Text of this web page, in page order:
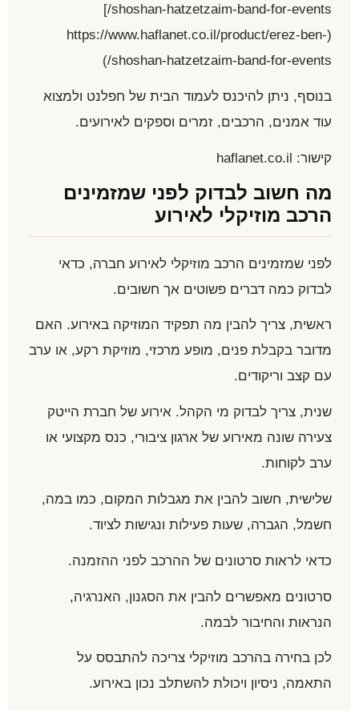
shoshan-hatzetzaim-band-for-events/]
(https://www.haflanet.co.il/product/erez-ben-
shoshan-hatzetzaim-band-for-events/)
בנוסף, ניתן להיכנס לעמוד הבית של חפלנט ולמצוא
עוד אמנים, הרכבים, זמרים וספקים לאירועים.
קישור: haflanet.co.il
מה חשוב לבדוק לפני שמזמינים
הרכב מוזיקלי לאירוע
לפני שמזמינים הרכב מוזיקלי לאירוע חברה, כדאי
לבדוק כמה דברים פשוטים אך חשובים.
ראשית, צריך להבין מה תפקיד המוזיקה באירוע. האם
מדובר בקבלת פנים, מופע מרכזי, מוזיקת רקע, או ערב
עם קצב וריקודים.
שנית, צריך לבדוק מי הקהל. אירוע של חברת הייטק
צעירה שונה מאירוע של ארגון ציבורי, כנס מקצועי או
ערב לקוחות.
שלישית, חשוב להבין את מגבלות המקום, כמו במה,
חשמל, הגברה, שעות פעילות ונגישות לציוד.
כדאי לראות סרטונים של ההרכב לפני ההזמנה.
סרטונים מאפשרים להבין את הסגנון, האנרגיה,
הנראות והחיבור לבמה.
לכן בחירה בהרכב מוזיקלי צריכה להתבסס על
התאמה, ניסיון ויכולת להשתלב נכון באירוע.